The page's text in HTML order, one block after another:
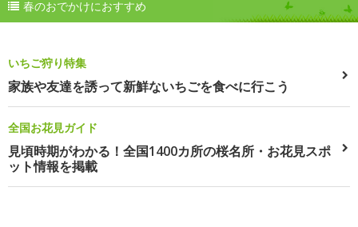
春のおでかけにおすすめ
いちご狩り特集
家族や友達を誘って新鮮ないちごを食べに行こう
全国お花見ガイド
見頃時期がわかる！全国1400カ所の桜名所・お花見スポ
ット情報を掲載